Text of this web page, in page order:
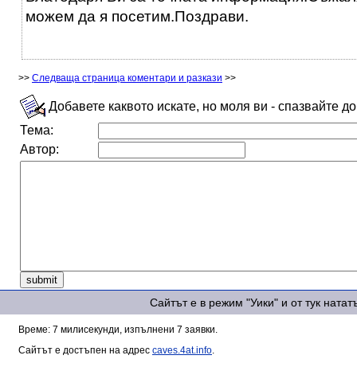
можем да я посетим.Поздрави.
>> Следваща страница коментари и разкази >>
Добавете каквото искате, но моля ви - спазвайте
Тема:
Автор:
Сайтът е в режим "Уики" и от тук
Време: 7 милисекунди, изпълнени 7 заявки.
Сайтът е достъпен на адрес caves.4at.info.